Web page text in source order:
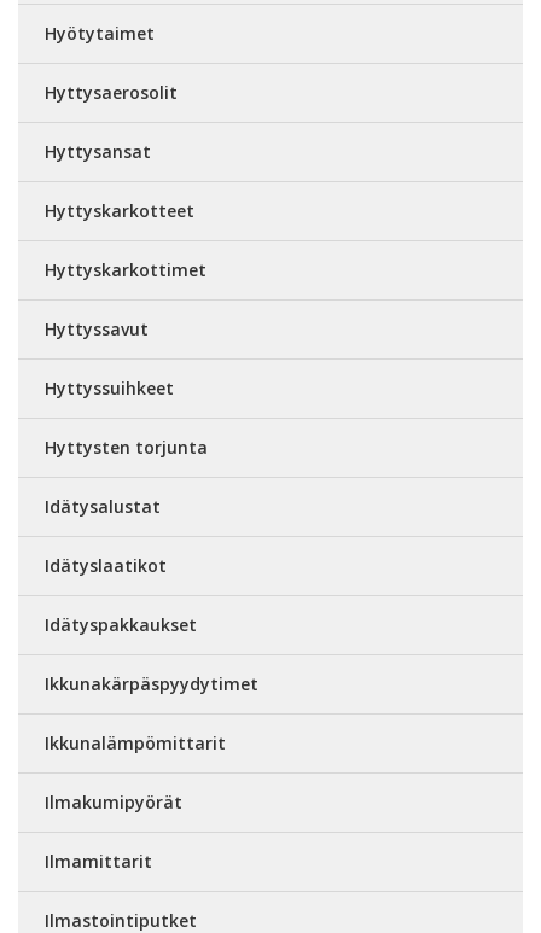
Hyötytaimet
Hyttysaerosolit
Hyttysansat
Hyttyskarkotteet
Hyttyskarkottimet
Hyttyssavut
Hyttyssuihkeet
Hyttysten torjunta
Idätysalustat
Idätyslaatikot
Idätyspakkaukset
Ikkunakärpäspyydytimet
Ikkunalämpömittarit
Ilmakumipyörät
Ilmamittarit
Ilmastointiputket